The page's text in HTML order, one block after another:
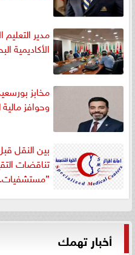
مدير التعليم
الأكاديمية
مخابز
وحوافز
بين النقل
تناقضات
أخبار تهمك